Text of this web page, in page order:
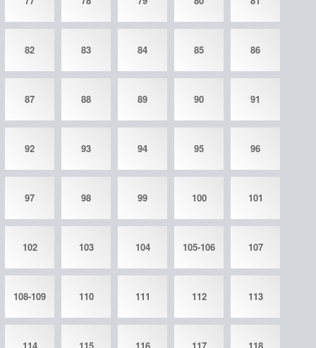
82 83 84 85 86
87 88 89 90 91
92 93 94 95 96
97 98 99 100 101
102 103 104 105-106 107
108-109 110 111 112 113